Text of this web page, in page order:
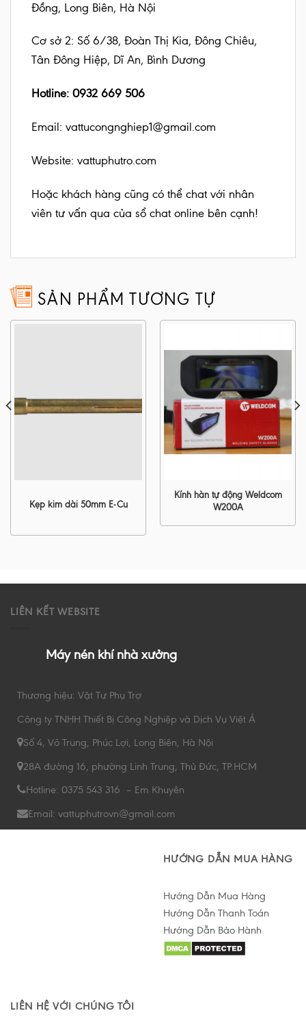
Đồng, Long Biên, Hà Nội
Cơ sở 2: Số 6/38, Đoàn Thị Kia, Đông Chiêu,
Tân Đông Hiệp, Dĩ An, Bình Dương
Hotline: 0932 669 506
Email: vattucongnghiep1@gmail.com
Website: vattuphutro.com
Hoặc khách hàng cũng có thể chat với nhân
viên tư vấn qua của sổ chat online bên cạnh!
SẢN PHẨM TƯƠNG TỰ
Kẹp kim dài 50mm E-Cu
Kính hàn tự động Weldcom
W200A
LIÊN KẾT WEBSITE
Máy nén khí nhà xưởng
Thương hiệu: Vật Tư Phụ Trợ
Công ty TNHH Thiết Bị Công Nghiệp và Dịch Vụ Việt Á
Số 4, Võ Trung, Phúc Lợi, Long Biên, Hà Nội
28A đường 16, phường Linh Trung, Thủ Đức, TP.HCM
Hotline: 0375 543 316 – Em Khuyên
Email: vattuphutrovn@gmail.com
HƯỚNG DẪN MUA HÀNG
Hướng Dẫn Mua Hàng
Hướng Dẫn Thanh Toán
Hướng Dẫn Bảo Hành
LIÊN HỆ VỚI CHÚNG TÔI